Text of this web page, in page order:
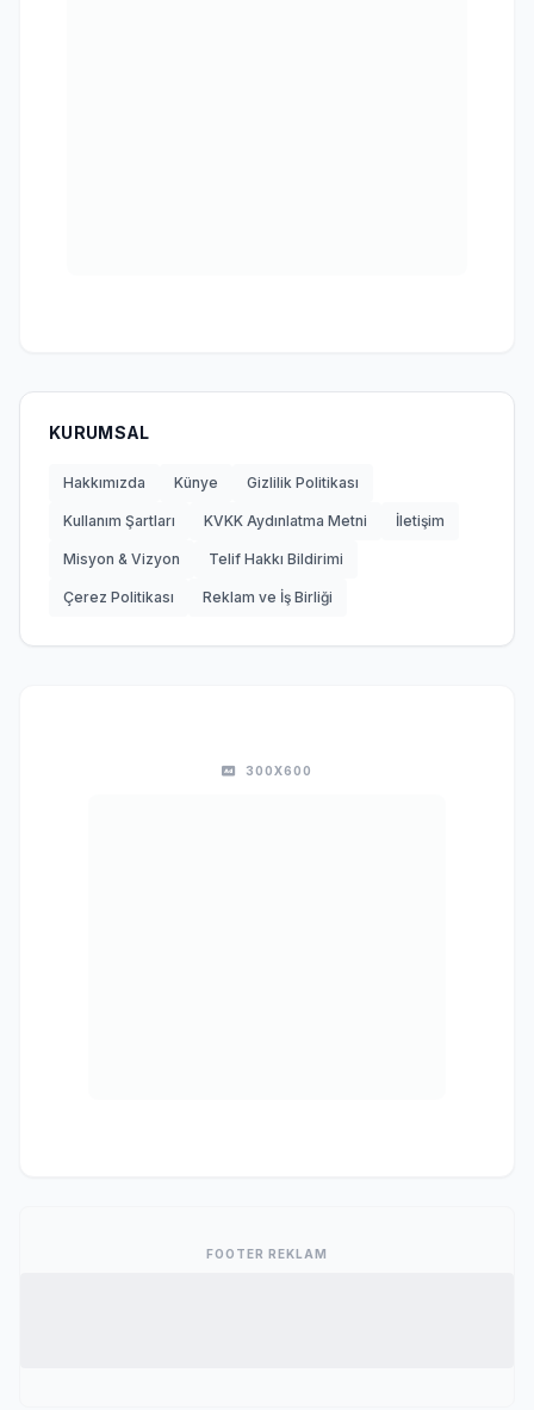
KURUMSAL
Hakkımızda Künye Gizlilik Politikası
Kullanım Şartları KVKK Aydınlatma Metni İletişim
Misyon & Vizyon Telif Hakkı Bildirimi
Çerez Politikası Reklam ve İş Birliği
300X600
FOOTER REKLAM